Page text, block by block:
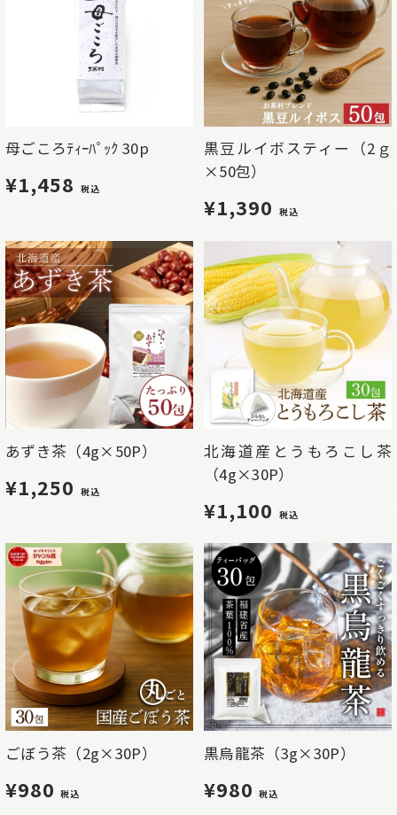
母ごころﾃｨｰﾊﾟｯｸ 30p
¥1,458 税込
黒豆ルイボスティー（2ｇ
×50包）
¥1,390 税込
あずき茶（4g×50P）
¥1,250 税込
北海道産とうもろこし茶
（4g×30P）
¥1,100 税込
ごぼう茶（2g×30P）
¥980税込
黒烏龍茶（3g×30P）
¥980税込